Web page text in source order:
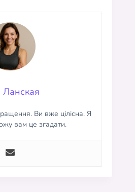
Ланская
Ви вже цілісна. Я
вам це згадати.